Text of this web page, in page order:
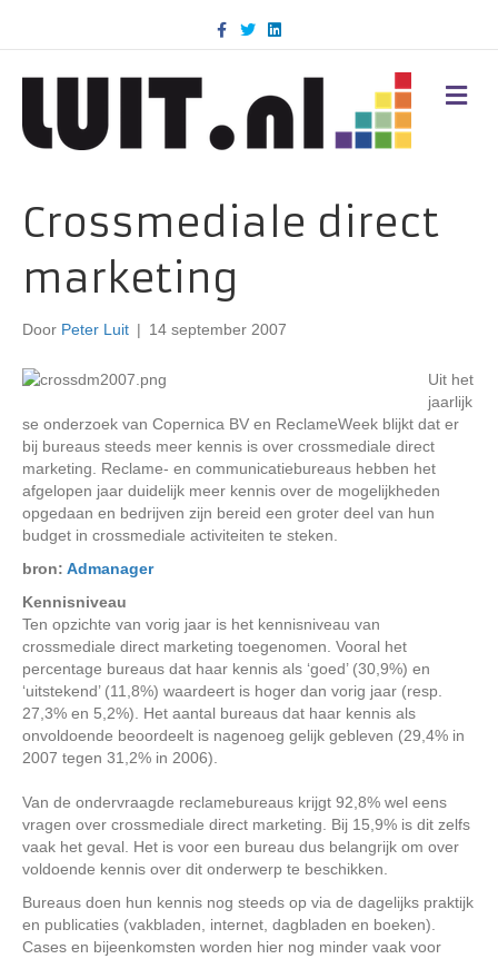
c
k
T
w
i
n
d
M
E
Crossmediale direct
marketing
Door Peter Luit | 14 september 2007
Uit het
jaarlijk
se onderzoek van Copernica BV en ReclameWeek blijkt dat er
bij bureaus steeds meer kennis is over crossmediale direct
marketing. Reclame- en communicatiebureaus hebben het
afgelopen jaar duidelijk meer kennis over de mogelijkheden
opgedaan en bedrijven zijn bereid een groter deel van hun
budget in crossmediale activiteiten te steken.
bron: Admanager
Kennisniveau
Ten opzichte van vorig jaar is het kennisniveau van
crossmediale direct marketing toegenomen. Vooral het
percentage bureaus dat haar kennis als ‘goed’ (30,9%) en
‘uitstekend’ (11,8%) waardeert is hoger dan vorig jaar (resp.
27,3% en 5,2%). Het aantal bureaus dat haar kennis als
onvoldoende beoordeelt is nagenoeg gelijk gebleven (29,4% in
2007 tegen 31,2% in 2006).
Van de ondervraagde reclamebureaus krijgt 92,8% wel eens
vragen over crossmediale direct marketing. Bij 15,9% is dit zelfs
vaak het geval. Het is voor een bureau dus belangrijk om over
voldoende kennis over dit onderwerp te beschikken.
Bureaus doen hun kennis nog steeds op via de dagelijks praktijk
en publicaties (vakbladen, internet, dagbladen en boeken).
Cases en bijeenkomsten worden hier nog minder vaak voor